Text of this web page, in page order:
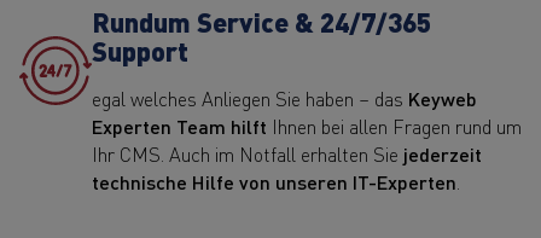
Rundum Service & 24/7/365
Support
egal welches Anliegen Sie haben – das Keyweb
Experten Team hilft Ihnen bei allen Fragen rund um
Ihr CMS. Auch im Notfall erhalten Sie jederzeit
technische Hilfe von unseren IT-Experten